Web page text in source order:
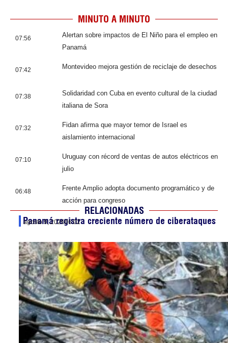
MINUTO A MINUTO
07:56
Alertan sobre impactos de El Niño para el empleo en
Panamá
07:42 Montevideo mejora gestión de reciclaje de desechos
07:38
Solidaridad con Cuba en evento cultural de la ciudad
italiana de Sora
07:32
Fidan afirma que mayor temor de Israel es
aislamiento internacional
07:10
Uruguay con récord de ventas de autos eléctricos en
julio
06:48
Frente Amplio adopta documento programático y de
acción para congreso
RELACIONADAS
Panamá registra creciente número de ciberataques
agosto 9, 202606:02